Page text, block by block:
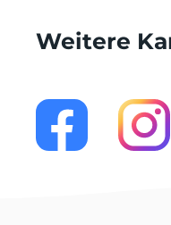
Weitere